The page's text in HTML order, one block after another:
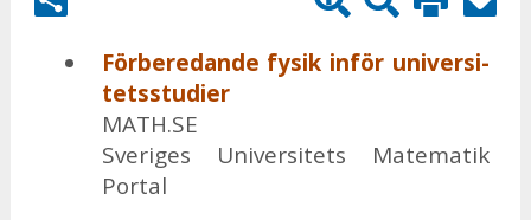
För­be­re­dan­de fy­sik in­för uni­ver­si­
tets­stu­di­er
MATH.SE
Sve­ri­ges Uni­ver­si­tets Ma­te­ma­tik
Por­tal